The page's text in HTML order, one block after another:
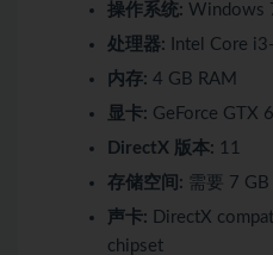
操作系统: Windows
处理器: Intel Core
内存: 4 GB RAM
显卡: GeForce GTX
DirectX 版本: 11
存储空间: 需要 7 GB
声卡: DirectX
chipset